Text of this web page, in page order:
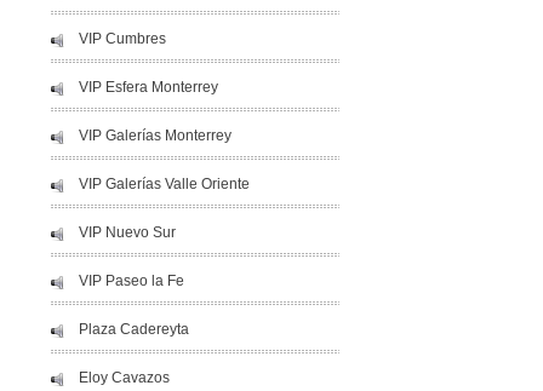
VIP Cumbres
VIP Esfera Monterrey
VIP Galerías Monterrey
VIP Galerías Valle Oriente
VIP Nuevo Sur
VIP Paseo la Fe
Plaza Cadereyta
Eloy Cavazos